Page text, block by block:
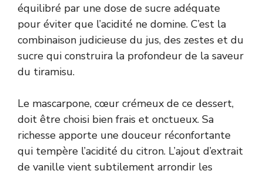
équilibré par une dose de sucre adéquate
pour éviter que l’acidité ne domine. C’est la
combinaison judicieuse du jus, des zestes et du
sucre qui construira la profondeur de la saveur
du tiramisu.
Le mascarpone, cœur crémeux de ce dessert,
doit être choisi bien frais et onctueux. Sa
richesse apporte une douceur réconfortante
qui tempère l’acidité du citron. L’ajout d’extrait
de vanille vient subtilement arrondir les